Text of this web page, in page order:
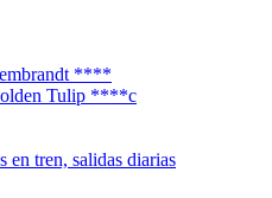
****
Tulip ****c
en tren, salidas diarias